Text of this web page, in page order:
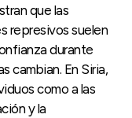
que las
represivos suelen
durante
cambian. En Siria,
como a las
y la